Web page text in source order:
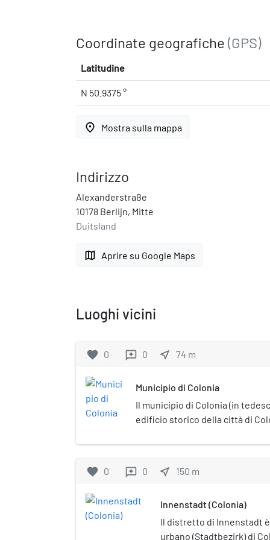
Coordinate geografiche (GPS)
Latitudine
N 50.9375 °
place Mostra sulla mappa
Indirizzo
Alexanderstraße
10178 Berlijn, Mitte
Duitsland
map Aprire su Google Maps
Luoghi vicini
favorite 0 reviews 0 near_me 74 m
Municipio di Colonia
Il municipio di Colonia (in
edificio storico della città di
Bürgerstrasse, la Rathausplatz
parte del governo della città, tra
municipio della Germania, con
lungo circa 900 anni. La storia
corso dell'XI secolo è un
favorite 0 reviews 0 near_me 150 m
Innenstadt (Colonia)
Il distretto di Innenstadt
urbano (Stadtbezirk) di